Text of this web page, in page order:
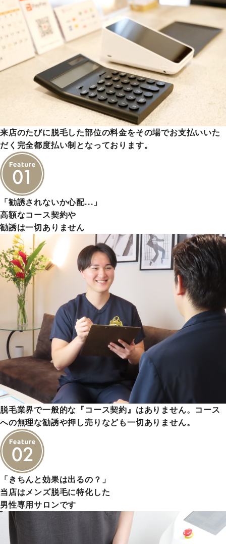
来店のたびに脱毛した部位の料金をその場でお支払いいた
だく完全都度払い制となっております。
「勧誘されないか心配…」
高額なコース契約や
勧誘は一切ありません
脱毛業界で一般的な『コース契約』はありません。コース
への無理な勧誘や押し売りなども一切ありません。
「きちんと効果は出るの？」
当店はメンズ脱毛に特化した
男性専用サロンです